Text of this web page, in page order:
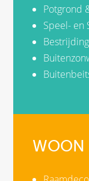
Potgrond
Speel- en
WOON